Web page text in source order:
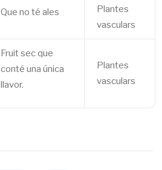
Que no té ales
Plantes
vasculars
Fruit sec que
conté una única
llavor.
Plantes
vasculars